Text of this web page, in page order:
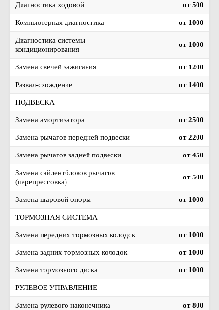
Диагностика ходовой от 500
Компьютерная диагностика от 1000
Диагностика системы
кондиционирования
от 1000
Замена свечей зажигания от 1200
Развал-схождение от 1400
ПОДВЕСКА
Замена амортизатора от 2500
Замена рычагов передней подвески от 2200
Замена рычагов задней подвески от 450
Замена сайлентблоков рычагов
(перепрессовка)
от 500
Замена шаровой опоры от 1000
ТОРМОЗНАЯ СИСТЕМА
Замена передних тормозных колодок от 1000
Замена задних тормозных колодок от 1000
Замена тормозного диска от 1000
РУЛЕВОЕ УПРАВЛЕНИЕ
Замена рулевого наконечника от 800